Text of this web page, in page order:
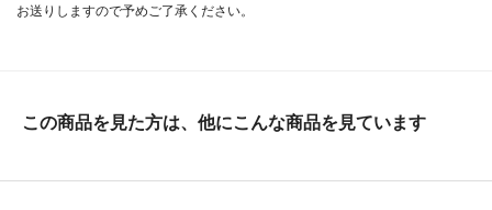
お送りしますので予めご了承ください。
この商品を見た方は、他にこんな商品を見ています